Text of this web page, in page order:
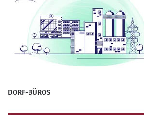
DORF-BÜROS